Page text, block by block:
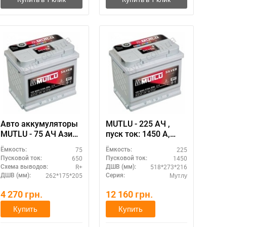
Авто аккумуляторы
MUTLU - 75 АЧ Азия ,
пуск ток: 650 А,
размер
аккумулятора Мутлу
(Турция): 262 Х 175 Х
Ёмкость: 75
Пусковой ток: 650
Схема выводов: R+
ДШВ (мм): 262*175*205
4 270 грн.
Купить
MUTLU - 225 АЧ ,
пуск ток: 1450 А,
размер
аккумулятора Мутлу
(Турция): 518 Х 273 Х
216 мм.
Ёмкость: 225
Пусковой ток: 1450
ДШВ (мм): 518*273*216
Серия: Мутлу
12 160 грн.
Купить